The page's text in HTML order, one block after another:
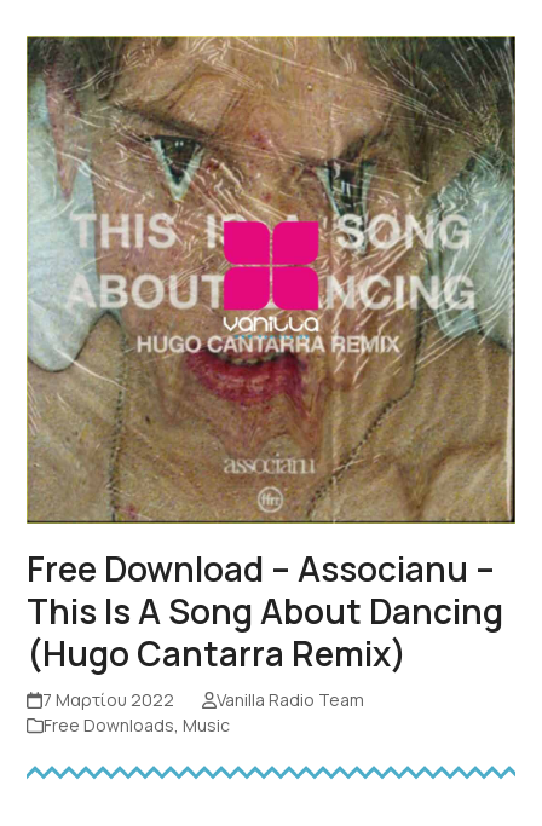
Free Download – Associanu –
This Is A Song About Dancing
(Hugo Cantarra Remix)
7 Μαρτίου 2022
Vanilla Radio Team
Free Downloads, Music